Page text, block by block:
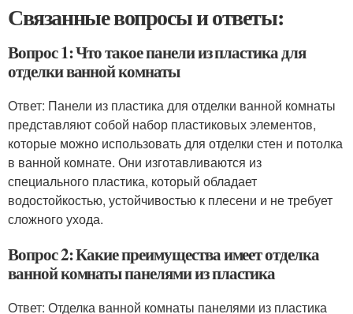
Связанные вопросы и ответы:
Вопрос 1: Что такое панели из пластика для
отделки ванной комнаты
Ответ: Панели из пластика для отделки ванной комнаты
представляют собой набор пластиковых элементов,
которые можно использовать для отделки стен и потолка
в ванной комнате. Они изготавливаются из
специального пластика, который обладает
водостойкостью, устойчивостью к плесени и не требует
сложного ухода.
Вопрос 2: Какие преимущества имеет отделка
ванной комнаты панелями из пластика
Ответ: Отделка ванной комнаты панелями из пластика